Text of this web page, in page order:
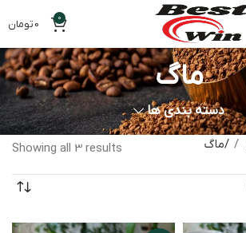
0
0تومان
ماگ
دسته بندی ها
ماگ Showing all 3 results